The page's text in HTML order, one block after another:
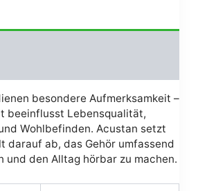
besondere Aufmerksamkeit –
beeinflusst Lebensqualität,
Wohlbefinden. Acustan setzt
darauf ab, das Gehör umfassend
und den Alltag hörbar zu machen.